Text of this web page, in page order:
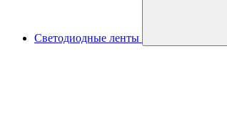
Светодиодные ленты